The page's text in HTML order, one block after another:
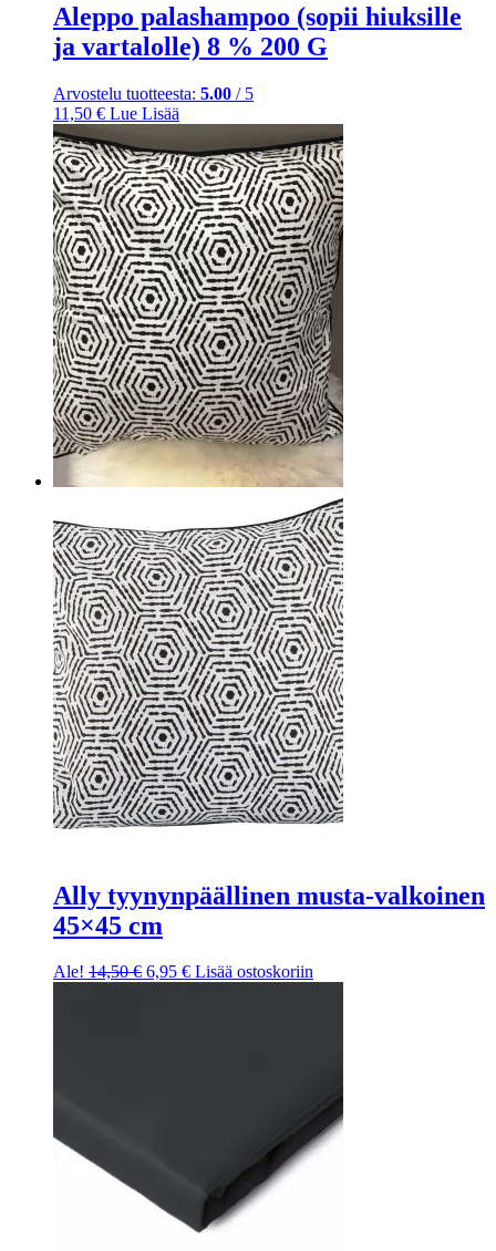
Aleppo palashampoo (sopii hiuksille
ja vartalolle) 8 % 200 G
Arvostelu tuotteesta: 5.00 / 5
11,50 € Lue Lisää
Ally tyynynpäällinen musta-valkoinen
45×45 cm
Ale! 14,50€ 6,95 € Lisää ostoskoriin